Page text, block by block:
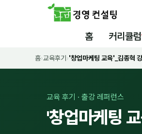
홈 커리큘럼
홈›교육후기 ›'창업마케팅 교육'_김종혁
교육 후기 · 출강 레퍼런스
'창업마케팅